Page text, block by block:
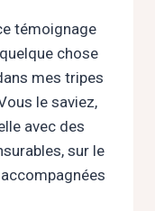
témoignage
chose
mes tripes
le saviez,
avec des
sur le